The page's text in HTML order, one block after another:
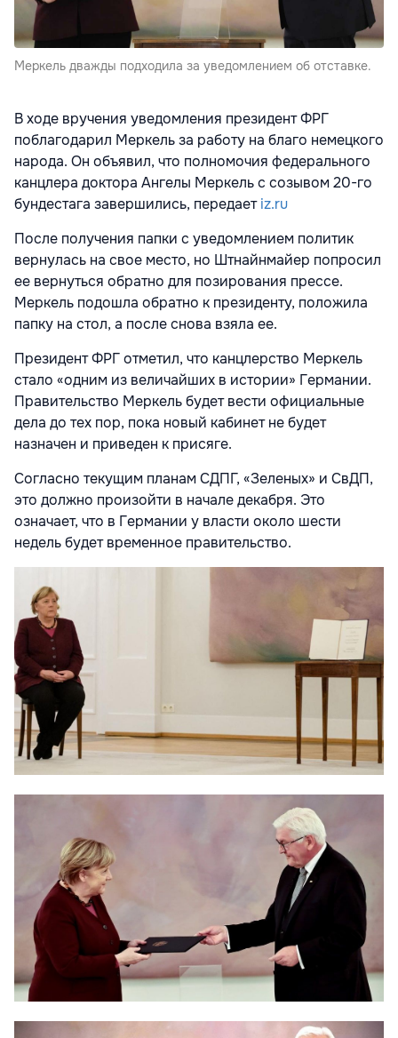
Меркель дважды подходила за уведомлением об отставке.
В ходе вручения уведомления президент ФРГ
поблагодарил Меркель за работу на благо немецкого
народа. Он объявил, что полномочия федерального
канцлера доктора Ангелы Меркель с созывом 20-го
бундестага завершились, передаетiz.ru
После получения папки с уведомлением политик
вернулась на свое место, но Штнайнмайер попросил
ее вернуться обратно для позирования прессе.
Меркель подошла обратно к президенту, положила
папку на стол, а после снова взяла ее.
Президент ФРГ отметил, что канцлерство Меркель
стало «одним из величайших в истории» Германии.
Правительство Меркель будет вести официальные
дела до тех пор, пока новый кабинет не будет
назначен и приведен к присяге.
Согласно текущим планам СДПГ, «Зеленых» и СвДП,
это должно произойти в начале декабря. Это
означает, что в Германии у власти около шести
недель будет временное правительство.